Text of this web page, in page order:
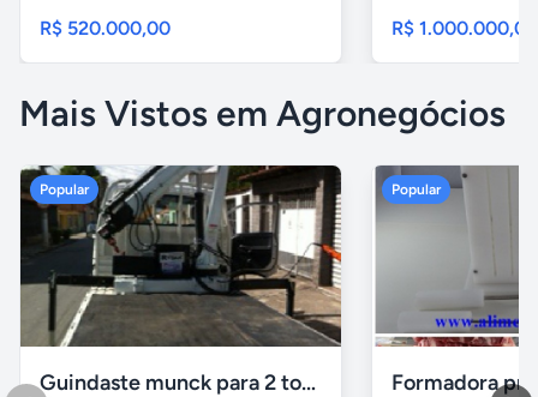
R$ 520.000,00 R$ 1.000.000,00
Mais Vistos em Agronegócios
Popular
Guindaste munck para 2 toneladas
Popular